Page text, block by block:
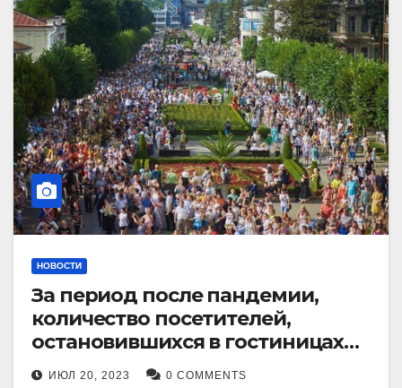
НОВОСТИ
За период после пандемии,
количество посетителей,
остановившихся в гостиницах
Кисловодска, выросло в 2,5 раза.
ИЮЛ 20, 2023 0 COMMENTS